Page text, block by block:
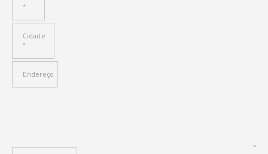
*
Cidade
*
Endereço